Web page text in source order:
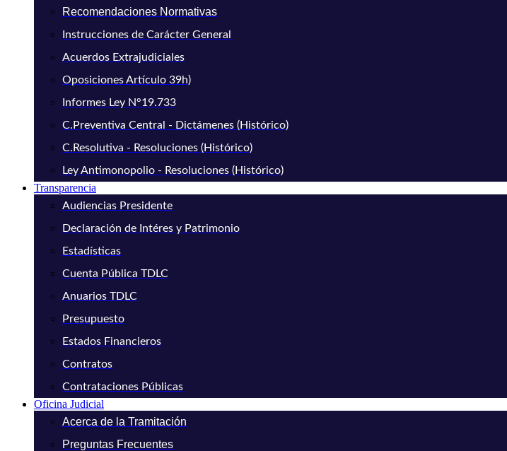
Recomendaciones Normativas
Instrucciones de Carácter General
Acuerdos Extrajudiciales
Oposiciones Artículo 39h)
Informes Ley N°19.733
C.Preventiva Central - Dictámenes (Histórico)
C.Resolutiva - Resoluciones (Histórico)
Ley Antimonopolio - Resoluciones (Histórico)
Transparencia
Audiencias Presidente
Declaración de Intéres y Patrimonio
Estadísticas
Cuenta Pública TDLC
Anuarios TDLC
Presupuesto
Estados Financieros
Contratos
Contrataciones Públicas
Oficina Judicial
Acerca de la Tramitación
Preguntas Frecuentes